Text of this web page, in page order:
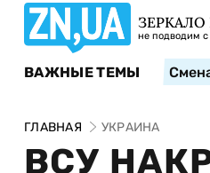
не подводим с
ВАЖНЫЕ ТЕМЫ
ГЛАВНАЯ УКРАИНА
ВСУ